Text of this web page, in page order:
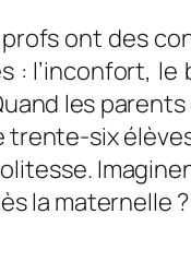
ont des
: l’inconfort,
les
six
la